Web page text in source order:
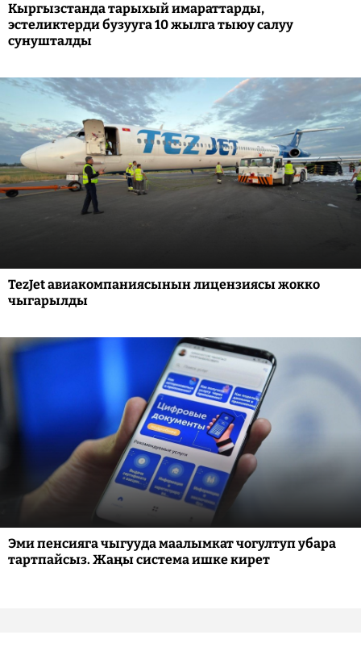
Кыргызстанда тарыхый имараттарды,
эстеликтерди бузууга 10 жылга тыюу салуу
сунушталды
TezJet авиакомпаниясынын лицензиясы жокко
чыгарылды
Эми пенсияга чыгууда маалымкат чогултуп убара
тартпайсыз. Жаңы система ишке кирет